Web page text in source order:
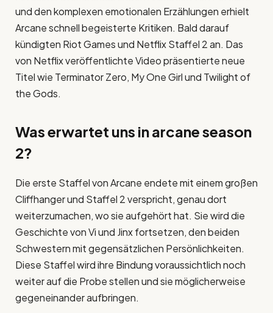
und den komplexen emotionalen Erzählungen erhielt
Arcane schnell begeisterte Kritiken. Bald darauf
kündigten Riot Games und Netflix Staffel 2 an. Das
von Netflix veröffentlichte Video präsentierte neue
Titel wie Terminator Zero, My One Girl und Twilight of
the Gods.
Was erwartet uns inarcane season
2?
Die erste Staffel von Arcane endete mit einem großen
Cliffhanger und Staffel 2 verspricht, genau dort
weiterzumachen, wo sie aufgehört hat. Sie wird die
Geschichte von Vi und Jinx fortsetzen, den beiden
Schwestern mit gegensätzlichen Persönlichkeiten.
Diese Staffel wird ihre Bindung voraussichtlich noch
weiter auf die Probe stellen und sie möglicherweise
gegeneinander aufbringen.